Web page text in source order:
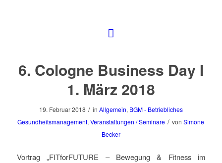
6. Cologne Business Day I
1. März 2018
19. Februar 2018 / in Allgemein, BGM - Betriebliches
Gesundheitsmanagement,Veranstaltungen / Seminare / vonSimone
Becker
Vortrag „FITforFUTURE – Bewegung & Fitness im